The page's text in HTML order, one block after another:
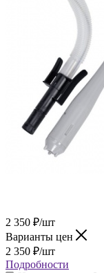
2 350 ₽/шт
Варианты цен
2 350 ₽/шт
Подробности